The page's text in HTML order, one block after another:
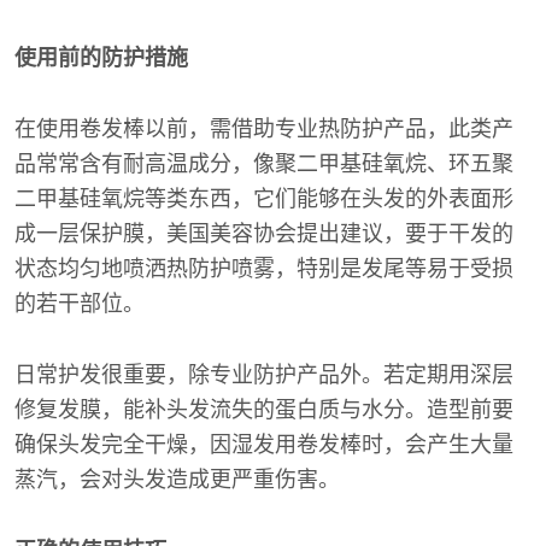
使用前的防护措施
在使用卷发棒以前，需借助专业热防护产品，此类产
品常常含有耐高温成分，像聚二甲基硅氧烷、环五聚
二甲基硅氧烷等类东西，它们能够在头发的外表面形
成一层保护膜，美国美容协会提出建议，要于干发的
状态均匀地喷洒热防护喷雾，特别是发尾等易于受损
的若干部位。
日常护发很重要，除专业防护产品外。若定期用深层
修复发膜，能补头发流失的蛋白质与水分。造型前要
确保头发完全干燥，因湿发用卷发棒时，会产生大量
蒸汽，会对头发造成更严重伤害。